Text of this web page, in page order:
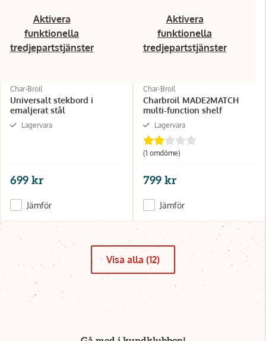
Aktivera
funktionella
tredjepartstjänster
Char-Broil
Universalt stekbord i
emaljerat stål
Lagervara
699 kr
Jämför
Aktivera
funktionella
tredjepartstjänster
Char-Broil
Charbroil MADE2MATCH
multi-function shelf
Lagervara
(1 omdöme)
799 kr
Jämför
Visa alla (12)